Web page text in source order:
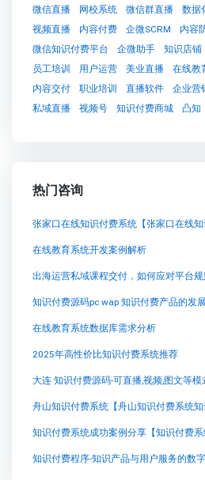
微信直播
网校系统 微信群直播 数据
视频直播
内容付费 企微SCRM 内容
微信知识付费平台
企微助手 知识店铺
员工培训
用户运营 美业直播 在线教
内容交付
职业培训 直播软件 企业营
私域直播
视频号 知识付费商城 凸知
热门咨询
在线教育系统开发案例解析
出海运营私域课程交付，如何应对平台
知识付费源码pc wap 知识付费产品的发
在线教育系统数据库需求分析
2025年高性价比知识付费系统推荐